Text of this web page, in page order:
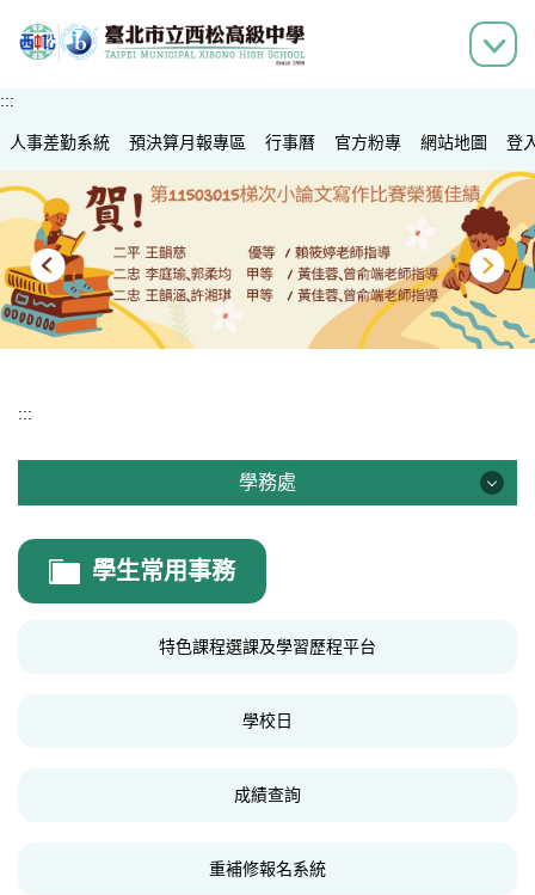
到
容
區
:::
人事差勤系統 預決算月報專區 行事曆 官方粉專 網站地圖 登
:::
學務處
學務處
學生常用事務
特色課程選課及學習歷程平台
學校日
成績查詢
重補修報名系統